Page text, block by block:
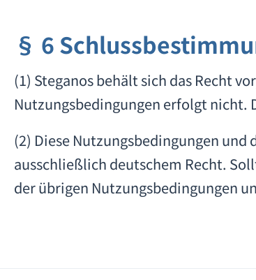
§ 6
(1) Steganos behält sich das Recht
Nutzungsbedingungen erfolgt nicht.
(2) Diese Nutzungsbedingungen
ausschließlich deutschem Recht.
der übrigen Nutzungsbedingungen